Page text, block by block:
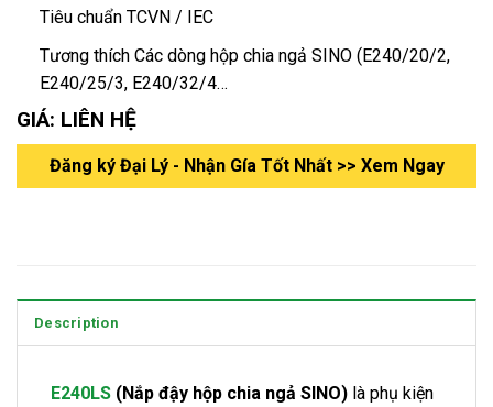
Tiêu chuẩn TCVN / IEC
Tương thích Các dòng hộp chia ngả SINO (E240/20/2,
E240/25/3, E240/32/4…
GIÁ: LIÊN HỆ
Đăng ký Đại Lý - Nhận Gía Tốt Nhất >> Xem Ngay
Description
E240LS (Nắp đậy hộp chia ngả SINO) là phụ kiện